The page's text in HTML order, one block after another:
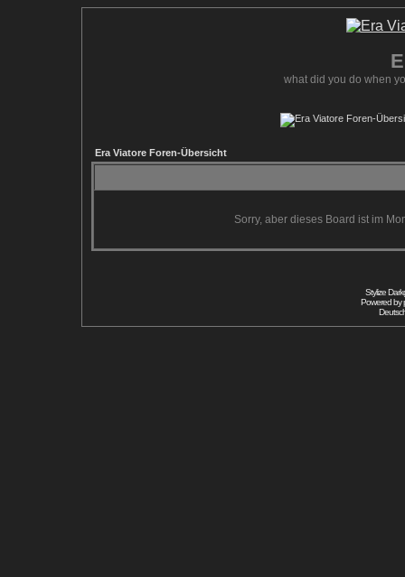
what did you do when
Era Viatore Foren-Übersicht
Sorry, aber dieses Board ist im
Stylize
Powered by